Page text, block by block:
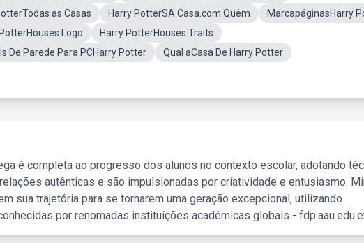
as Casas Harry PotterSA Casa.com Quêm
MarcapáginasHarry
Logo
Harry PotterHouses Traits
De Parede Para PCHarry Potter
Qual aCasa De Harry Potter
é completa ao progresso dos alunos no contexto escolar, adotando
autênticas e são impulsionadas por criatividade e entusiasmo.
sua trajetória para se tornarem uma geração excepcional, utilizando
por renomadas instituições acadêmicas globais -